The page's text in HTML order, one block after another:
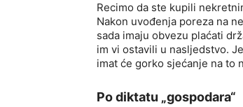
Recimo da ste kupili
Nakon uvođenja poreza na
sada imaju obvezu plaćati
im vi ostavili u nasljedstvo.
imat će gorko sjećanje na to
Po diktatu „gospodara“